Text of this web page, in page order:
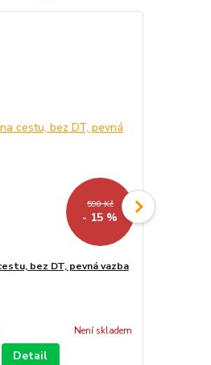
590 Kč
- 15 %
bez DT, pevná vazba
Není skladem
Detail